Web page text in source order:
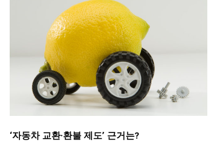
‘자동차 교환·환불 제도’ 근거는?